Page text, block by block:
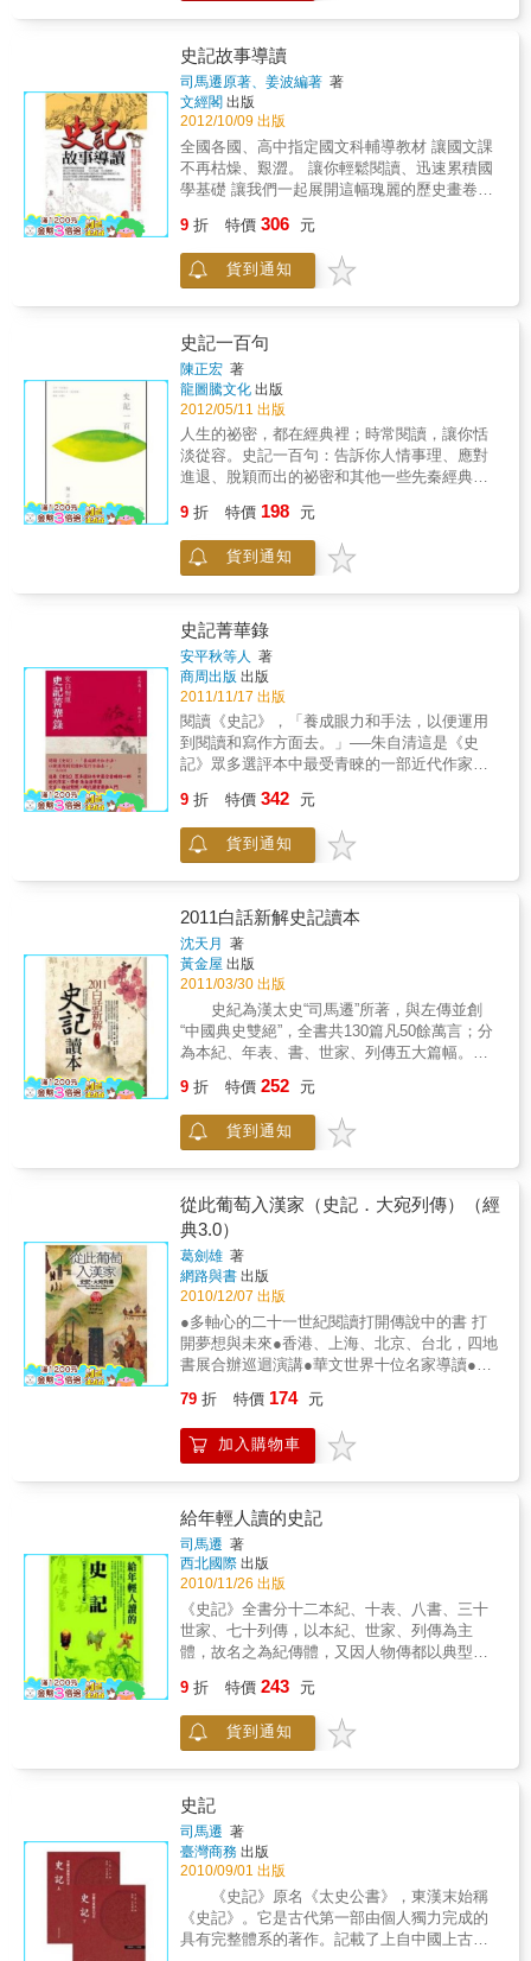
史記故事導讀
司馬遷原著、姜波編著 著
文經閣 出版
2012/10/09 出版
全國各國、高中指定國文科輔導教材 讓國文課
不再枯燥、艱澀。 讓你輕鬆閱讀、迅速累積國
學基礎 讓我們一起展開這幅瑰麗的歷史畫卷，
老的文明之一，也是世界上延續時間最長的文
明。從「三皇五帝」開始算起，中華文明已經
靜靜流淌了五千多年。 從茹毛飲血的時代一路
既出現過留下豐功偉績的英雄人物，也有很多
自私自利的齷齪小人。縱觀整個歷史，為我們
留下深刻印象的，既有昏庸無能的帝王、英明
神武的首領，也有犯顏直諫的忠臣、幽默詼諧
的小人物，還有很多只在書中看到過的刺客
&hellip;&hellip;他們都只是歷史長河中的一個小
水滴，但無數的他們匯聚到一起，就成了歷史
的滾滾洪流，推動著人類社會不斷向前發展。
《史記》是由我國漢代著名史學家司馬遷撰寫
的佼佼者。它穿越時空而來，把一個個形象生
動的歷史人物惟妙惟肖地展現在我們面前，將
上古時期的「五帝」到漢武帝期間三千多年的
歷史一一記錄下來。這是古人留給我們的一筆
極為寶貴的財富，我們不僅要好好珍惜，還要
啟動智慧之門，汲取其中的精神和力量。 遺憾
的是，由於時代和語言的局限性，現在的國、
高中學生對古典文學缺少興趣，加之閱讀古文
能力有限，從而使他們很難充分享受古典文學
帶來的樂趣。 本書以此為出發點，從《史記》
中精選了一部分富有趣味的故事，旨在引起廣
大國、高中學生對歷史的興趣，從而更深刻地
瞭解源遠流長的華夏史。 本書首先介紹了關於
《史記》的史學和文學價值，令讀者能夠在後
面的閱讀中欣賞到《史記》獨特的藝術性；然
在書的最後，編者還列出了主要帝王的在位時
間和重要歷史事件的時間表，以方便讀者進行
相關的檢索和查閱。 此外，書中還對提到的歷
史知識進行了必要的加強，並選擇了一些傳
說、民間故事來增加閱讀的趣味性。此外，本
書還會在文章中提出一些問題引導國、高中讀
者深入思考，培養他們的思維能力，而不是一
股腦地把既有的結論填進腦子裡。 英國哲學家
培根說過：「讀史使人明智。」 唐太宗李世民
在讀這本書的時候可能為其中某個故事哈哈大
笑，也為其中某個人物的悲慘遭遇默默垂淚，
但是當合上這本書的時候，希望讀者們從中獲
得豐富的知識。 現在，讓我們一起展開這幅瑰
麗的歷史畫卷，徜徉在歷史的長河裡吧！ 典藏
中國系列圖書讓你在輕鬆中閱讀古文，在不知
不覺提升了國學的能力。 達到對過去悠悠歷史
不陌生：對茫茫未來走向有定見。
9 折 特價 306 元
貨到通知
史記一百句
陳正宏 著
龍圖騰文化 出版
2012/05/11 出版
人生的祕密，都在經典裡；時常閱讀，讓你恬
淡從容。史記一百句：告訴你人情事理、應對
進退、脫穎而出的祕密和其他一些先秦經典不
箴言，也不盡是生活的良方；它們並不那麼溫
馨，也不那麼甜美；有時甚至冷酷無情，像是
一把鋒利的尖刀，刺疼你的心。那是實際存在
的水乳交融。本書除讓讀者了解《史記》中的
佳句名言，還詳加解說這些佳句名言所賦予的
現代意義。古今對照，尤其發人省思。系列特
色1. 作者群為復旦、華東師範大學教授，闡述
經典深入淺出，融合古今。2. 本系列收錄經典
不限於四書五經，涵蓋經歷千年吟誦的詩詞文
學作品等。3. 不但解釋傳統經典義理，並與現
代生活緊密結合，讓讀者重新感受，心領神
會。4. 擷取經典精華，易於閱讀，適合隨身攜
9 折 特價 198 元
貨到通知
史記菁華錄
安平秋等人 著
商周出版 出版
2011/11/17 出版
閱讀《史記》，「養成眼力和手法，以便運用
到閱讀和寫作方面去。」──朱自清這是《史
記》眾多選評本中最受青睞的一部近代作家、
佳入門《史記》是我國歷代正史的鼻祖，也是
一部文學巨著。常讀《史記》，可以訓練欣賞
文學的能力和寫作技巧，大學和中學常選用
一般人若想全讀，往往是力有未逮。所以，擷
取菁華，便於閱讀和欣賞，符合許多讀者的需
求，《史記菁華錄》正是這部文史巨著的節
本。《史記菁華錄》的選評者為清康熙錢塘苧
田氏姚祖恩，從小喜歡讀《史記》，有感此書
意味深長，經「抽挹精華，批導窾郤」，將
《史記》的巧奪天工和太史公的苦心孤詣呈現
給讀者。經過姚祖恩精心剪裁的《史記》五十
一篇，包括本紀（三篇）、表序（三篇）、書
都可當作一本寫得十分有趣的歷史故事書來
讀。再加上姚祖恩的評點，更是道出太史公文
章的三昧。《史記菁華錄》問世以來，歷久不
衰，是眾多《史記》選評本中最受青睞的一
部。此文言白話對照版本，特別收錄一篇朱自
清的導讀，內容就像中學國文老師台上講課一
般，先介紹《史記》的背景、作者、體例、特
點、歷代研究與注釋、讀者的閱讀動機等，然
後說明《史記菁華錄》的選錄標準與諸多優
點，說明了適合學生與大眾讀者的理由，尤其
有助於「訓練欣賞文學的能力和寫作記敘文的
技術」，可培養「眼力和手法」，以運用於
評點，分為兩大類，一、關於文章的；二、關
於事蹟的。前者的評點包括指出：1文章段落、
2層次脈絡、3文章的作用、4文章的旨趣、5描
寫的妙處；後者涵蓋了：1批評歷史事蹟、2編
評事蹟。綜觀以上特點，本書可作為初學《史
記》者的入門書，也可作為《史記》研究者的
參考書，還是一般古典文學愛好者的讀本。本
書特色一、清姚祖恩抽挹《史記》菁華，包括
本紀、世家、列傳，宛如精采歷史故事書，並
就文章與事蹟兩層面評點二、《史記》眾多選
評本中最受青睞的一部三、朱自清導讀四、文
言與白話對照，現代讀者最佳入門
9 折 特價 342 元
貨到通知
2011白話新解史記讀本
沈天月
著
黃金屋 出版
2011/03/30 出版
史紀為漢太史“司馬遷”所著，與左傳並創
“中國典史雙絕”，全書共130篇凡50餘萬言；分
為本紀、年表、書、世家、列傳五大篇幅。本
讀，故採逐句精釋以昭核對；然史公之文洸洋
瑰麗，逐譯恐嫌隱晦，故不得偶加改易以求彰
顯。本書特色 全書所述：戰國四公子及刺
俱是精采絕倫歷史典故。全文以紀傳體陳述，
去蕪存菁刊落浮辭無一贅言，讀來文情並茂愛
不釋卷，觀之金章玉句博學宏詞，品味春華秋
實鞭辟入裡。
9 折 特價 252 元
貨到通知
從此葡萄入漢家（史記．大宛列傳）（經
典3.0）
葛劍雄 著
網路與書 出版
2010/12/07 出版
●多軸心的二十一世紀閱讀打開傳說中的書 打
開夢想與未來●香港、上海、北京、台北，四地
書展合辦巡迴演講●華文世界十位名家導讀●結
版●歐陽應霽、林怡芬、張妙如、豬樂桃等圖文
創作者參與●台師大、香港理工大學共同參與繪
圖《史記》內容記載自傳說中的黃帝以來至漢
題，加上最後的〈太史公自序〉又細分成一百
三十個章節。〈大宛列傳〉記載了古代中亞地
區的地理、歷史、各民族的風俗，是研究古代
中亞歷史重要的第一手資料。司馬遷在《史
記》中並沒有替張騫立傳，但卻把張騫如何率
領使團順利到達烏孫，又到了大宛，他的隨員
將西域的葡萄、苜蓿引入漢朝，成功鑿通了絲
綢之路等經歷，全記錄在〈大宛列傳〉裏。張
騫的遊蹤完全突破了漢朝人的地理知識圈，開
認為張騫這個人物他忠於國家，一心建功立
業，膽子大，想像力豐富，吃苦耐勞，堅忍不
拔，百折不撓，善於用人，愛護下屬。一個不
不多見。後繼無人的原因，是由於中國傳統儒
家思想的鄉土觀念，形成安土重遷的習俗；
「夷夏之辨」民族的優越感，以及中央集權體
制，控制人民行動自由產生的負面影響，導致
缺乏外向發展的動力。因此，我們可以把張騫
的成就看成一個時代的產物，在他背後有著無
數的無名英雄促成這個劃時代的成就。
79 折 特價 174 元
加入購物車
給年輕人讀的史記
司馬遷 著
西北國際 出版
2010/11/26 出版
《史記》全書分十二本紀、十表、八書、三十
世家、七十列傳，以本紀、世家、列傳為主
體，故名之為紀傳體，又因人物傳都以典型的
記》不僅是中國史書的典範，也是中國不朽的
文學名著。不僅有史學的認知價值，也有文學
的審美價值，讓讀者在享受藝術美的同時，還
益。史家之宗實錄三千年風雲 文學巨擘感動
百代赤子心自劉向、揚雄博極群書，皆稱遷有
良史之才，服其善序事理，辨而不華，質而不
俚，其聞直，其事核，不虛美，不隱惡，故謂
之實錄。---漢 班固司馬遷參酌古今，發凡起
例，創為全史。本紀以序帝王，世家以記侯
國，十表以繫時事，八書以詳制度，列傳以志
人物，然後一代君臣政事賢否得失，總匯於一
9 折 特價 243 元
貨到通知
史記
司馬遷 著
臺灣商務 出版
2010/09/01 出版
《史記》原名《太史公書》，東漢末始稱
《史記》。它是古代第一部由個人獨力完成的
具有完整體系的著作。記載了上自中國上古傳